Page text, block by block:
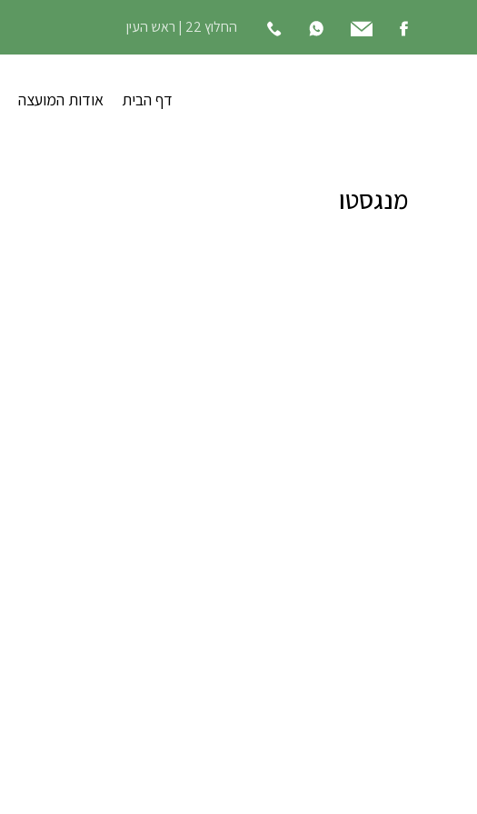
החלוץ 22 | ראש העין
דף הבית אודות המועצה
מנגסטו